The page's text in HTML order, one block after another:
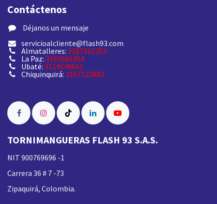
Contáctenos
​ Déjanos un mensaje
servicioalcliente@flash93.com
Almatalleres: 3187161253
La Paz: 3183586404
Ubaté: 3114149661
Chiquinquirá: 3107122882
TORNIMANGUERAS FLASH 93 S.A.S.
NIT 900769696 -1
Carrera 36 # 7 -73
Zipaquirá, Colombia.